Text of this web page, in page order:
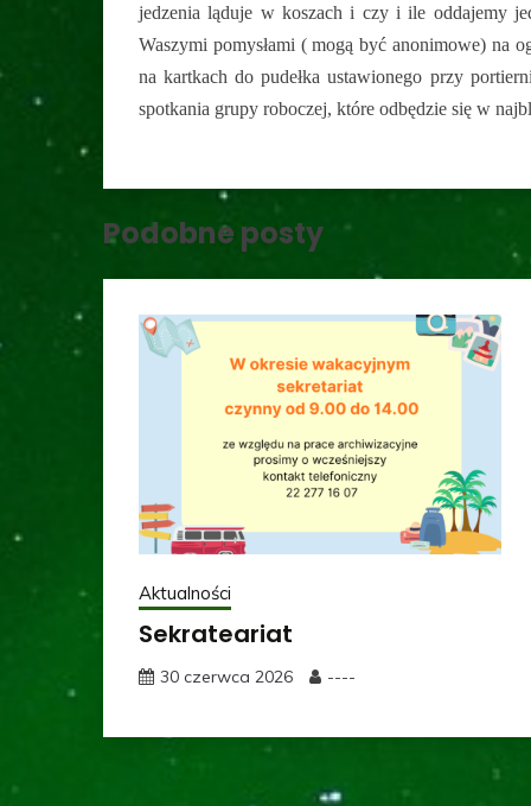
jedzenia ląduje w koszach i czy i ile oddajemy
Waszymi pomysłami ( mogą być anonimowe) na
na kartkach do pudełka ustawionego przy
spotkania grupy roboczej, które odbędzie się w
Podobne posty
Aktualności
Sekrateariat
30 czerwca 2026 ----